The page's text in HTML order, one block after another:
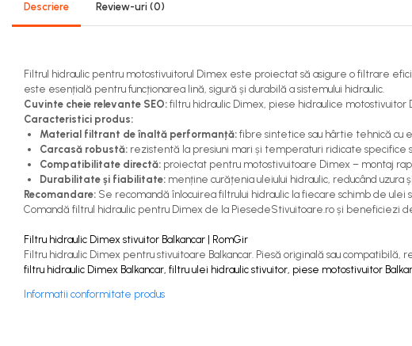
Sistem Directie
Bielete Motostivuitor
Capete de Bară Motostivuitor
Caseta Directie
Cilindrii Directie
Fuzete Stivuitor
Piese Directie Stivuitoare
Sistem Electric
Alternatoare Motostivuitor
Bujii Motostivuitoare
Descriere Review-uri (0)
Filtrul hidraulic pentru motostivuitorul Dimex este proiectat să asigure o filtrare
este esențială pentru funcționarea lină, sigură și durabilă a sistemului hidraulic.
Cuvinte cheie relevante SEO: filtru hidraulic Dimex, piese hidraulice motostivuitor
Caracteristici produs:
Material filtrant de înaltă performanță: fibre sintetice sau hârtie tehnică
Carcasă robustă: rezistentă la presiuni mari și temperaturi ridicate specifice
Compatibilitate directă: proiectat pentru motostivuitoare Dimex – montaj
Durabilitate și fiabilitate: menține curățenia uleiului hidraulic, reducând
Recomandare: Se recomandă înlocuirea filtrului hidraulic la fiecare schimb de
Comandă filtrul hidraulic pentru Dimex de la PiesedeStivuitoare.ro și beneficiezi
Filtru hidraulic Dimex stivuitor Balkancar | RomGir
Filtru hidraulic Dimex pentru stivuitoare Balkancar. Piesă originală sau
filtru hidraulic Dimex Balkancar, filtru ulei hidraulic stivuitor, piese motostivuitor
Informatii conformitate produs